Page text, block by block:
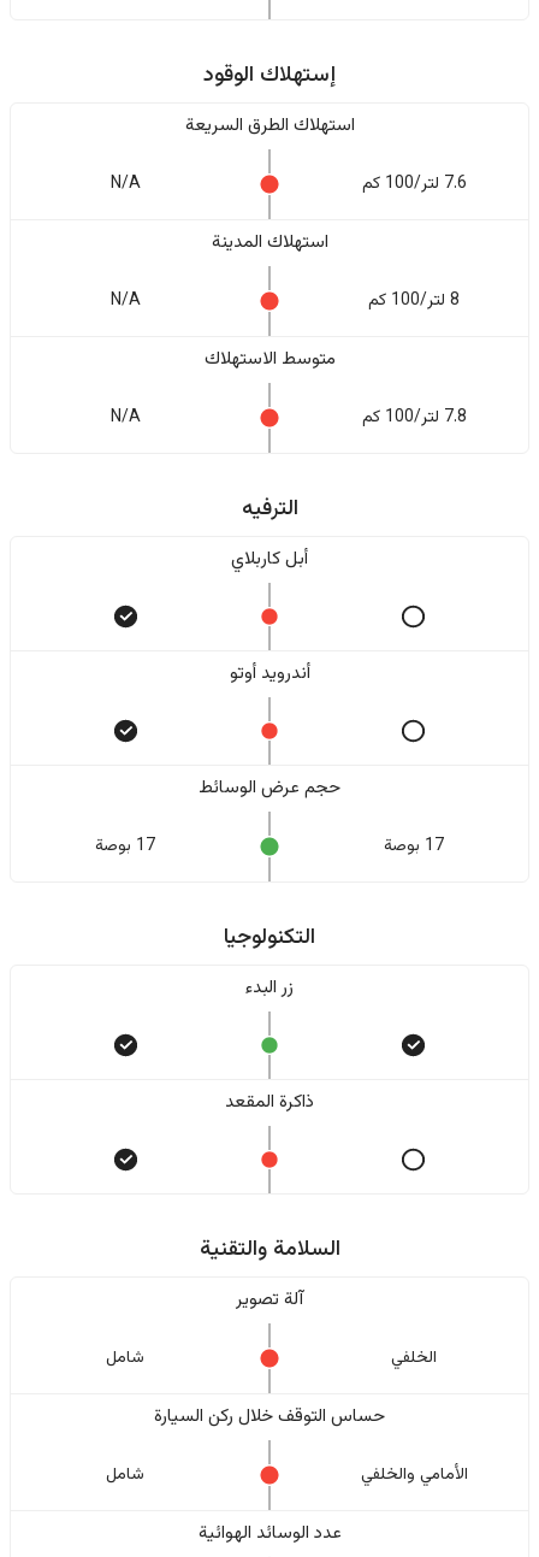
إستهلاك الوقود
استهلاك الطرق السريعة
7.6 لتر/100 كم N/A
استهلاك المدينة
8 لتر/100 كم N/A
متوسط الاستهلاك
7.8 لتر/100 كم N/A
الترفيه
أبل كاربلاي
أندرويد أوتو
حجم عرض الوسائط
17 بوصة 17 بوصة
التكنولوجيا
زر البدء
ذاكرة المقعد
السلامة والتقنية
آلة تصوير
الخلفي شامل
حساس التوقف خلال ركن السيارة
الأمامي والخلفي شامل
عدد الوسائد الهوائية